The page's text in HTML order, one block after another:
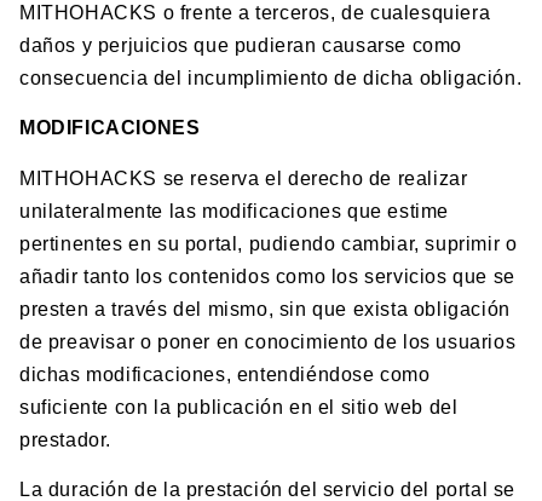
MITHOHACKS o frente a terceros, de cualesquiera
daños y perjuicios que pudieran causarse como
consecuencia del incumplimiento de dicha obligación.
MODIFICACIONES
MITHOHACKS se reserva el derecho de realizar
unilateralmente las modificaciones que estime
pertinentes en su portal, pudiendo cambiar, suprimir o
añadir tanto los contenidos como los servicios que se
presten a través del mismo, sin que exista obligación
de preavisar o poner en conocimiento de los usuarios
dichas modificaciones, entendiéndose como
suficiente con la publicación en el sitio web del
prestador.
La duración de la prestación del servicio del portal se